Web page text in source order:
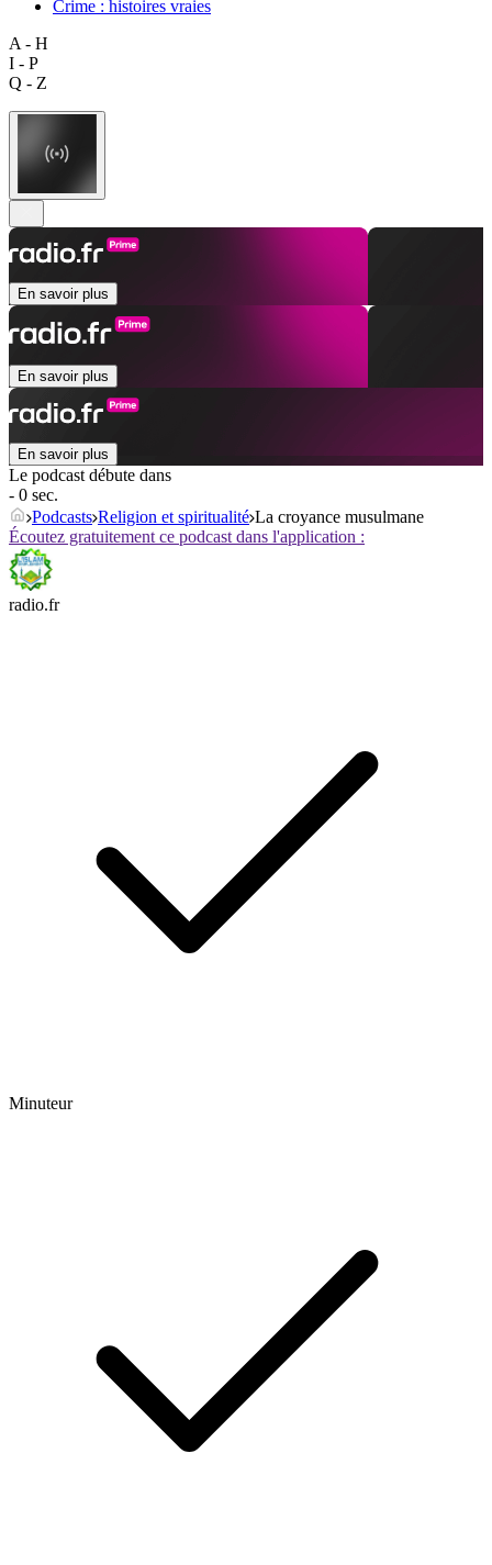
Crime : histoires vraies
A - H
I - P
Q - Z
En savoir plus
En savoir plus
En savoir plus
Le podcast débute dans
- 0 sec.
Podcasts Religion et spiritualité La croyance musulmane
Écoutez gratuitement ce podcast dans l'application :
radio.fr
Minuteur